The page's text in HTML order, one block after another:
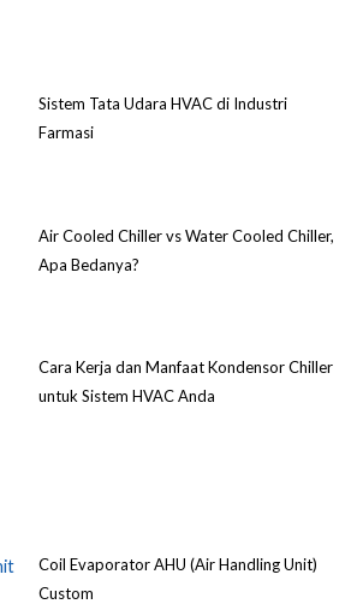
Sistem Tata Udara HVAC di Industri
Farmasi
Air Cooled Chiller vs Water Cooled Chiller,
Apa Bedanya?
Cara Kerja dan Manfaat Kondensor Chiller
untuk Sistem HVAC Anda
Coil Evaporator AHU (Air Handling Unit)
Custom